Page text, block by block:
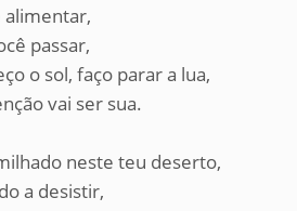
alimentar,
passar,
o sol, faço parar a lua,
vai ser sua.
neste teu deserto,
a desistir,